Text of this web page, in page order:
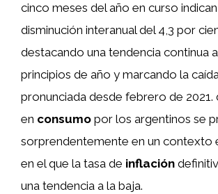
cinco meses del año en curso
disminución interanual del 4,3 por
destacando una tendencia continua
principios de año y marcando la
pronunciada desde febrero de 2021.
en consumo por los argentinos se
sorprendentemente en un contexto
en el que la tasa de inflación
una tendencia a la baja.